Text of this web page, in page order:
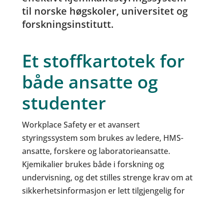
til norske høgskoler, universitet og
forskningsinstitutt.
Et stoffkartotek for
både ansatte og
studenter
Workplace Safety er et avansert
styringssystem som brukes av ledere, HMS-
ansatte, forskere og laboratorieansatte.
Kjemikalier brukes både i forskning og
undervisning, og det stilles strenge krav om at
sikkerhetsinformasjon er lett tilgjengelig for